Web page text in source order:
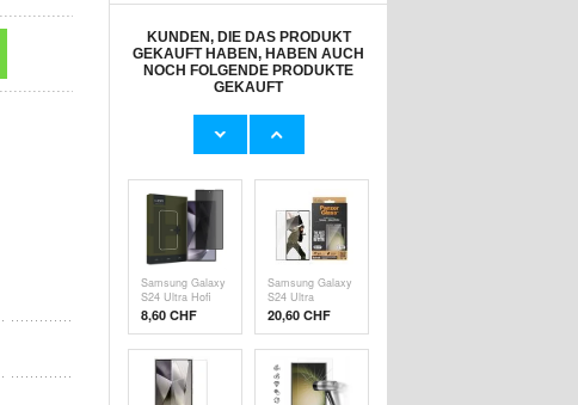
KUNDEN, DIE DAS PRODUKT
GEKAUFT HABEN, HABEN AUCH
NOCH FOLGENDE PRODUKTE
GEKAUFT
Samsung Galaxy
Panserglas - 2
Samsung Galaxy
Easy Slide
Panzerglas - 2
13,90 CHF
Samsung Galaxy
S24 Ultra Hofi
Anti Spy Pro+
Privacy
Displayschutz
Panzerglas -
Schwarz Rand
8,60 CHF
Samsung Galaxy
S24 Ultra
PanzerGlass
Ultra-Wide Fit
EasyAligner
Panzerglas -
Schwarz Rand
20,60 CHF